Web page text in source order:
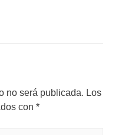
no será publicada. Los
con *